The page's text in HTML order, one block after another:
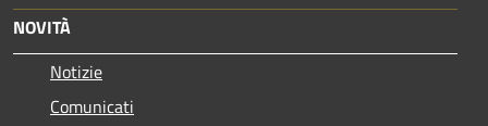
NOVITÀ
Notizie
Comunicati